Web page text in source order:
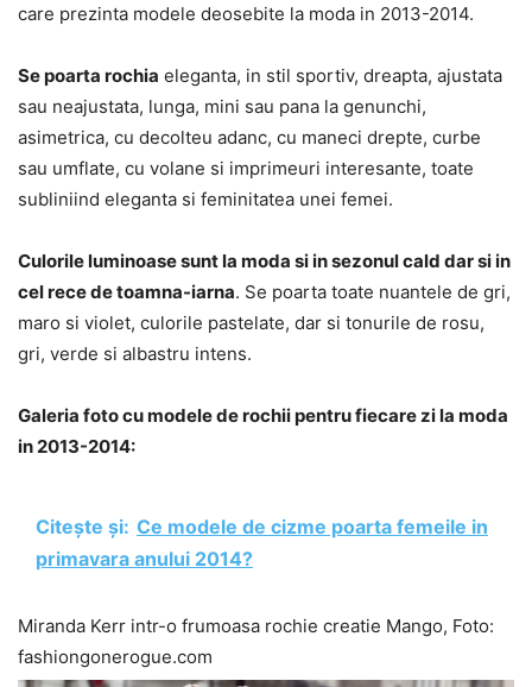
care prezinta modele deosebite la moda in 2013-2014.
Se poarta rochia eleganta, in stil sportiv, dreapta, ajustata
sau neajustata, lunga, mini sau pana la genunchi,
asimetrica, cu decolteu adanc, cu maneci drepte, curbe
sau umflate, cu volane si imprimeuri interesante, toate
subliniind eleganta si feminitatea unei femei.
Culorile luminoase sunt la moda si in sezonul cald dar si in
cel rece de toamna-iarna. Se poarta toate nuantele de gri,
maro si violet, culorile pastelate, dar si tonurile de rosu,
gri, verde si albastru intens.
Galeria foto cu modele de rochii pentru fiecare zi la moda
in 2013-2014:
Citește și: Ce modele de cizme poarta femeile in
primavara anului 2014?
Miranda Kerr intr-o frumoasa rochie creatie Mango, Foto:
fashiongonerogue.com